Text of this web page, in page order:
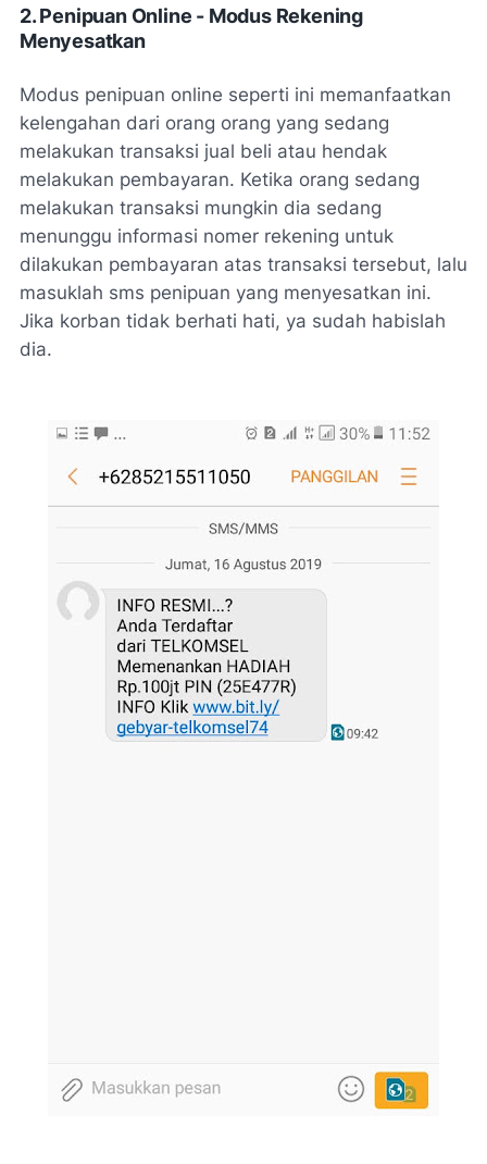
2. Penipuan Online - Modus Rekening
Menyesatkan
Modus penipuan online seperti ini memanfaatkan
kelengahan dari orang orang yang sedang
melakukan transaksi jual beli atau hendak
melakukan pembayaran. Ketika orang sedang
melakukan transaksi mungkin dia sedang
menunggu informasi nomer rekening untuk
dilakukan pembayaran atas transaksi tersebut, lalu
masuklah sms penipuan yang menyesatkan ini.
Jika korban tidak berhati hati, ya sudah habislah
dia.